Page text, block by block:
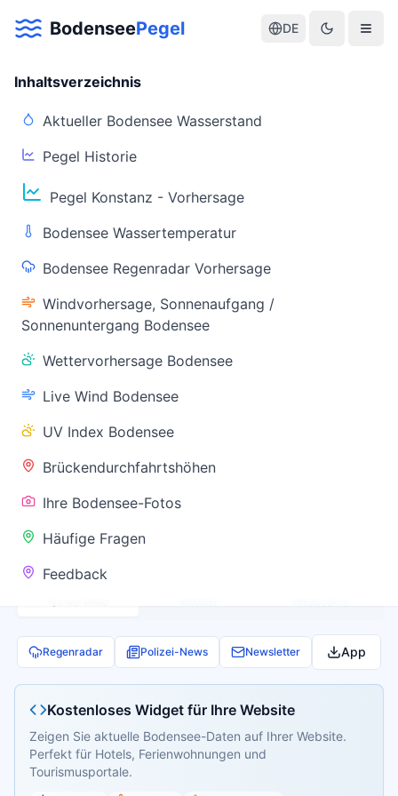
BodenseePegel DE
Inhaltsverzeichnis
Aktueller Bodensee Wasserstand
Pegel Historie
Pegel Konstanz - Vorhersage
Bodensee Wassertemperatur
Bodensee Regenradar Vorhersage
Windvorhersage, Sonnenaufgang /
Sonnenuntergang Bodensee
Wettervorhersage Bodensee
Live Wind Bodensee
UV Index Bodensee
Brückendurchfahrtshöhen
Ihre Bodensee-Fotos
Häufige Fragen
Feedback
Aktuelle Warnlage Bodensee
Aktueller Bodensee Pegel & Wasserstand
Live-Daten
(Konstanz)
Wassertemperatur
(Friedrichshafen)
Warnstatus
✅ Keine
Warnung
Regenradar Polizei-News Newsletter App
Kostenloses Widget für Ihre Website
Zeigen Sie aktuelle Bodensee-Daten auf Ihrer Website.
Perfekt für Hotels, Ferienwohnungen und
Tourismusportale.